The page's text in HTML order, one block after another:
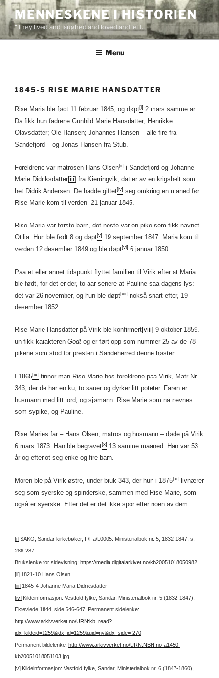
Skip
to
content
MENNESKENE I HISTORIEN
“They lived and laughed and loved and left.”
Menu
1845-5 RISE MARIE HANSDATTER
Rise Maria ble født 11 februar 1845, og døpt[i] 2 mars samme år.
Da fikk hun fadrene Gunhild Marie Hansdatter; Henrikke
Olavsdatter; Ole Hansen; Johannes Hansen – alle fire fra
Sandefjord – og Jonas Hansen fra Stub.
Foreldrene var matrosen Hans Olsen[ii] i Sandefjord og Johanne
Marie Didriksdatter[iii] fra Kierringvik, datter av en krigshelt som
het Didrik Andersen. De hadde giftet[iv] seg omkring en måned før
Rise Marie kom til verden, 21 januar 1845.
Rise Maria var første barn, det neste var en pike som fikk navnet
Otilia. Hun ble født 8 og døpt[v] 19 september 1847. Maria kom til
verden 12 desember 1849 og ble døpt[vi] 6 januar 1850.
Paa et eller annet tidspunkt flyttet familien til Virik efter at Maria
ble født, for det er der, to aar senere at Pauline saa dagens lys:
det var 26 november, og hun ble døpt[vii] nokså snart efter, 19
desember 1852.
Rise Marie Hansdatter på Virik ble konfirmert[viii] 9 oktober 1859.
un fikk karakteren Godt og er ført opp som nummer 25 av de 78
pikene som stod for presten i Sandeherred denne høsten.
I 1865[ix] finner man Rise Marie hos foreldrene paa Virik, Matr Nr
343, der de har en ku, to sauer og dyrker litt poteter. Faren er
husmann med litt jord, og sjømann. Rise Marie som nå nevnes
som sypike, og Pauline.
Rise Maries far – Hans Olsen, matros og husmann – døde på Virik
6 mars 1873. Han ble begravet[x] 13 samme maaned. Han var 53
år og efterlot seg enke og fire barn.
Moren ble på Virik østre, under bruk 343, der hun i 1875[xi] livnærer
seg som syerske og spinderske, sammen med Rise Marie, som
også er syerske. Efter det er det ikke spor efter noen av dem.
[i] SAKO, Sandar kirkebøker, F/Fa/L0005: Ministerialbok nr. 5, 1832-1847, s.
286-287
Brukslenke for sidevisning: https://media.digitalarkivet.no/kb20051018050982
[ii] 1821-10 Hans Olsen
[iii] 1845-4 Johanne Maria Didriksdatter
[iv] Kildeinformasjon: Vestfold fylke, Sandar, Ministerialbok nr. 5 (1832-1847),
Ekteviede 1844, side 646-647. Permanent sidelenke:
http://www.arkivverket.no/URN:kb_read?
idx_kildeid=1259&idx_id=1259&uid=ny&idx_side=-270
Permanent bildelenke: http://www.arkivverket.no/URN:NBN:no-a1450-
kb20051018051103.jpg
[v] Kildeinformasjon: Vestfold fylke, Sandar, Ministerialbok nr. 6 (1847-1860),